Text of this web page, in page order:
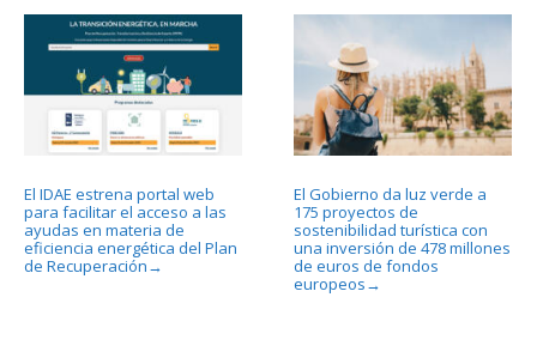
El IDAE estrena portal web
para facilitar el acceso a las
ayudas en materia de
eficiencia energética del Plan
de Recuperación →
El Gobierno da luz verde a
175 proyectos de
sostenibilidad turística con
una inversión de 478 millones
de euros de fondos
europeos →